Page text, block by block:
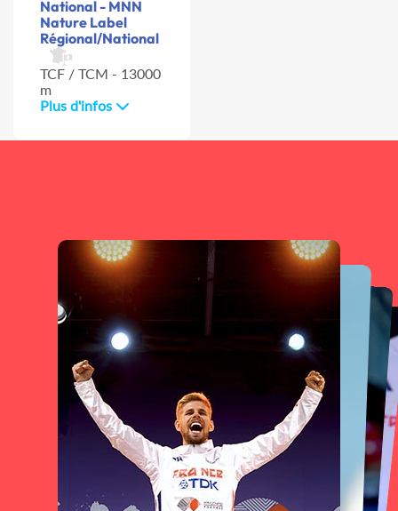
National - MNN
Nature Label
Régional/National
TCF / TCM - 13000
m
Plus d'infos